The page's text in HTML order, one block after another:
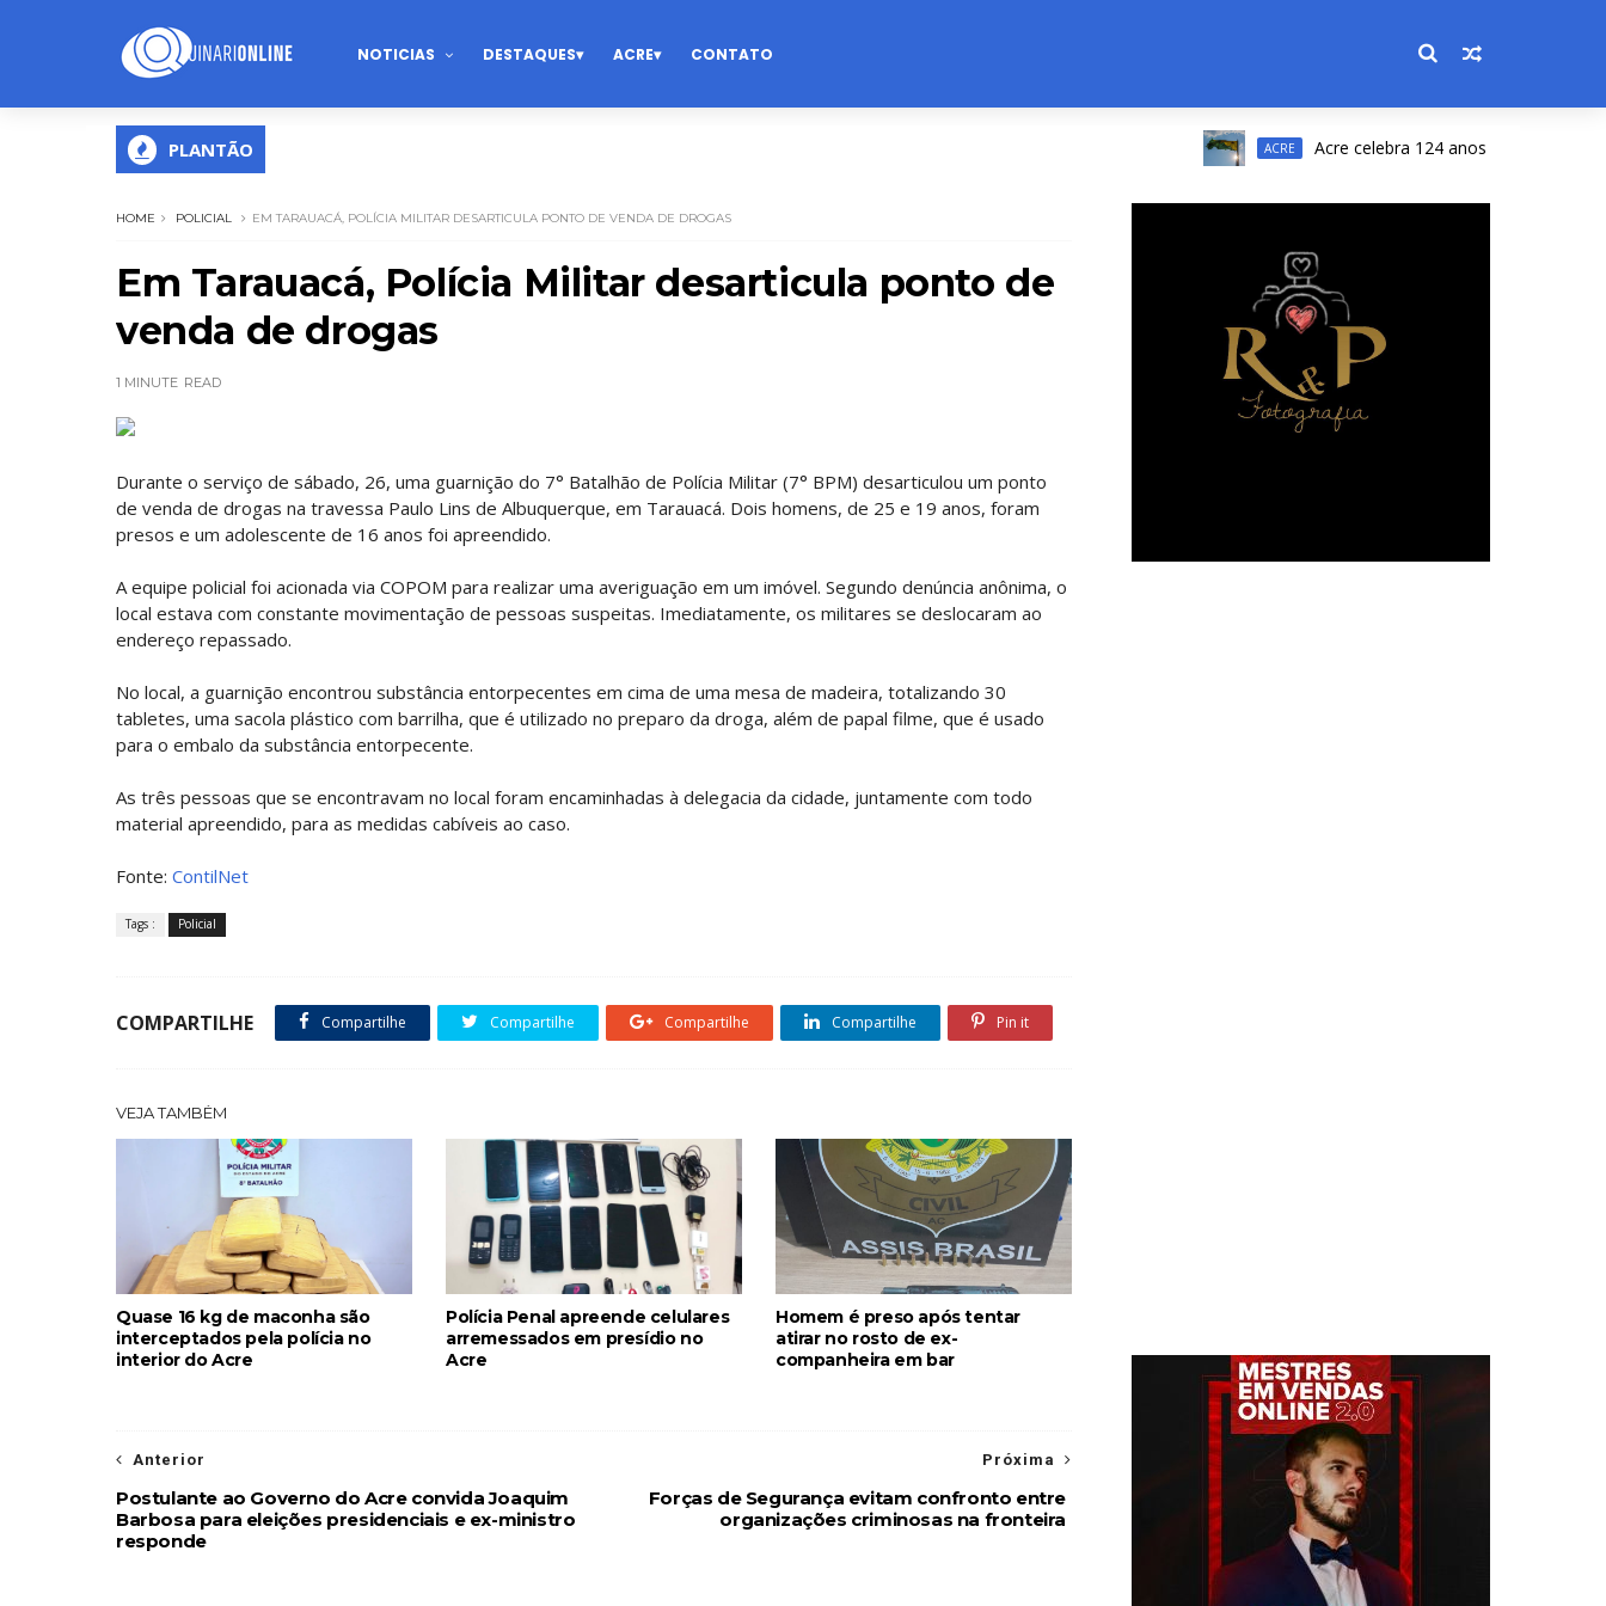
NOTICIAS DESTAQUES ACRE CONTATO
PLANTÃO ACRE Acre celebra 124 anos do início da
HOME POLICIAL EM TARAUACÁ, POLÍCIA MILITAR DESARTICULA PONTO DE VENDA DE DROGAS
Em Tarauacá, Polícia Militar desarticula ponto de
venda de drogas
1 MINUTE READ
Durante o serviço de sábado, 26, uma guarnição do 7° Batalhão de Polícia Militar (7° BPM) desarticulou um ponto
de venda de drogas na travessa Paulo Lins de Albuquerque, em Tarauacá. Dois homens, de 25 e 19 anos, foram
presos e um adolescente de 16 anos foi apreendido.
A equipe policial foi acionada via COPOM para realizar uma averiguação em um imóvel. Segundo denúncia anônima, o
local estava com constante movimentação de pessoas suspeitas. Imediatamente, os militares se deslocaram ao
endereço repassado.
No local, a guarnição encontrou substância entorpecentes em cima de uma mesa de madeira, totalizando 30
tabletes, uma sacola plástico com barrilha, que é utilizado no preparo da droga, além de papal filme, que é usado
para o embalo da substância entorpecente.
As três pessoas que se encontravam no local foram encaminhadas à delegacia da cidade, juntamente com todo
material apreendido, para as medidas cabíveis ao caso.
Fonte: ContilNet
Tags : Policial
COMPARTILHE Compartilhe Compartilhe Compartilhe Compartilhe Pin it
VEJA TAMBÉM
Quase 16 kg de maconha são
interceptados pela polícia no
interior do Acre
Polícia Penal apreende celulares
arremessados em presídio no
Acre
Homem é preso após tentar
atirar no rosto de ex-
companheira em bar
Próxima
Forças de Segurança evitam confronto entre
organizações criminosas na fronteira
Anterior
Postulante ao Governo do Acre convida Joaquim
Barbosa para eleições presidenciais e ex-ministro
responde